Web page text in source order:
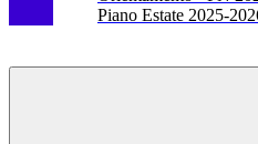
Piano Estate 2025-